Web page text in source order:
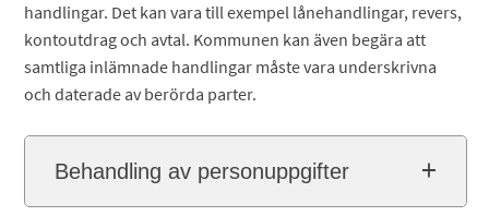
handlingar. Det kan vara till exempel lånehandlingar, revers,
kontoutdrag och avtal. Kommunen kan även begära att
samtliga inlämnade handlingar måste vara underskrivna
och daterade av berörda parter.
Behandling av personuppgifter